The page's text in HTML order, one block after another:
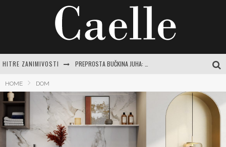
HITRE ZANIMIVOSTI
HOME DOM